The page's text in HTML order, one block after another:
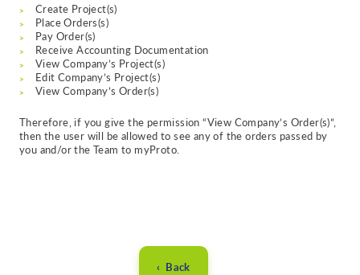
Create Project(s)
Place Orders(s)
Pay Order(s)
Receive Accounting Documentation
View Company’s Project(s)
Edit Company’s Project(s)
View Company’s Order(s)
Therefore, if you give the permission “View Company’s Order(s)”,
then the user will be allowed to see any of the orders passed by
you and/or the Team to myProto.
‹ Back